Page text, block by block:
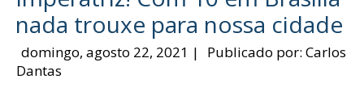
nada trouxe para nossa cidade
domingo, agosto 22, 2021 | Publicado por:Carlos
Dantas